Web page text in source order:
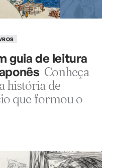
guia de leitura
Conheça
história de
que formou o